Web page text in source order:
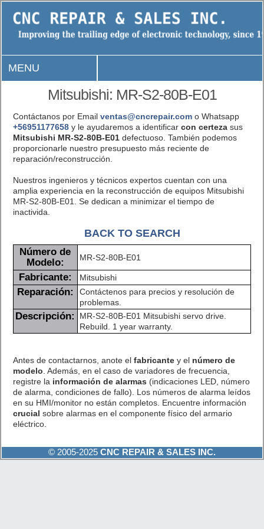
MENU
Mitsubishi: MR-S2-80B-E01
Contáctanos por Email ventas@cncrepair.como Whatsapp
+56951177658y le ayudaremos a identificar con certezasus
Mitsubishi MR-S2-80B-E01defectuoso. También podemos
proporcionarle nuestro presupuesto más reciente de
reparación/reconstrucción.
Nuestros ingenieros y técnicos expertos cuentan con una
amplia experiencia en la reconstrucción de equipos Mitsubishi
MR-S2-80B-E01. Se dedican a minimizar el tiempo de
inactivida.
BACK TO SEARCH
Número de
Modelo:
MR-S2-80B-E01
Fabricante: Mitsubishi
Reparación:
Contáctenos para precios y resolución de
problemas.
Descripción:
MR-S2-80B-E01 Mitsubishi servo drive.
Rebuild. 1 year warranty.
Antes de contactarnos, anote el fabricantey el número de
modelo . Además, en el caso de variadores de frecuencia,
registre la información de alarmas (indicaciones LED, número
de alarma, condiciones de fallo). Los números de alarma leídos
en su HMI/monitor no están completos. Encuentre información
crucial sobre alarmas en el componente físico del armario
eléctrico.
© 2005-2025 CNC REPAIR & SALES INC.